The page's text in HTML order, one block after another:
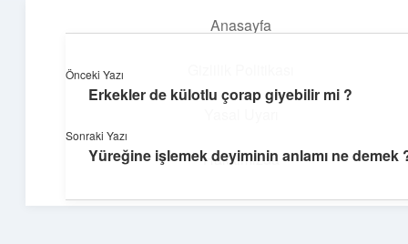
Anasayfa
Hakkımızda
Dijital Dünya Günlüğü
Önceki Yazı
Erkekler de külotlu çorap giyebilir mi ?
Sonraki Yazı
Yüreğine işlemek deyiminin anlamı ne demek